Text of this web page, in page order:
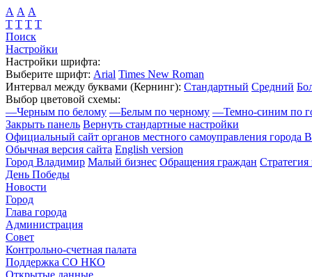
А А А
Т Т Т Т
Поиск
Настройки
Настройки шрифта:
Выберите шрифт: Arial Times New Roman
Интервал между буквами (Кернинг): Стандартный Средний
Выбор цветовой схемы:
—Черным по белому —Белым по черному —Темно-синим по
Закрыть панель Вернуть стандартные настройки
Официальный сайт органов местного самоуправления города
Обычная версия сайта English version
Город Владимир Малый бизнес Обращения граждан Стратегия
День Победы
Новости
Город
Глава города
Администрация
Совет
Контрольно-счетная палата
Поддержка СО НКО
Открытые данные